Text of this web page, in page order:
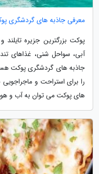
معرفی جاذبه های گردشگری
پوکت بزرگترین جزیره
آبی، سواحل شنی، غذاهای
جاذبه های گردشگری پوکت
را برای استراحت و
های پوکت می توان به آب و